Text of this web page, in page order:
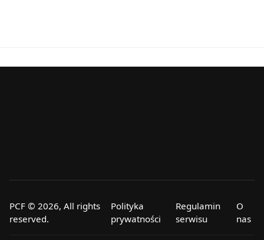
PCF © 2026, All rights
reserved.
Polityka
prywatności
Regulamin
serwisu
O
nas